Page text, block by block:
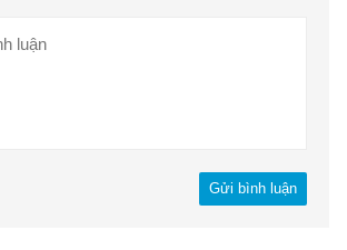
Gửi bình luận